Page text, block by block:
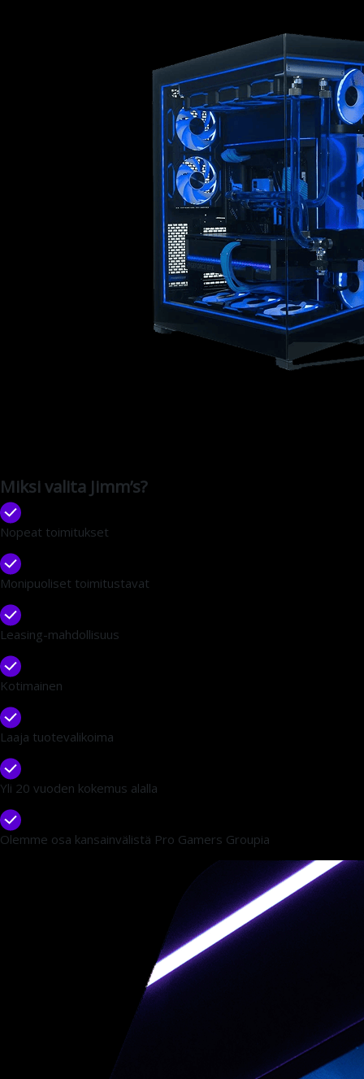
Miksi valita Jimm’s?
Nopeat toimitukset
Monipuoliset toimitustavat
Leasing-mahdollisuus
Kotimainen
Laaja tuotevalikoima
Yli 20 vuoden kokemus alalla
Olemme osa kansainvälistä Pro Gamers Groupia